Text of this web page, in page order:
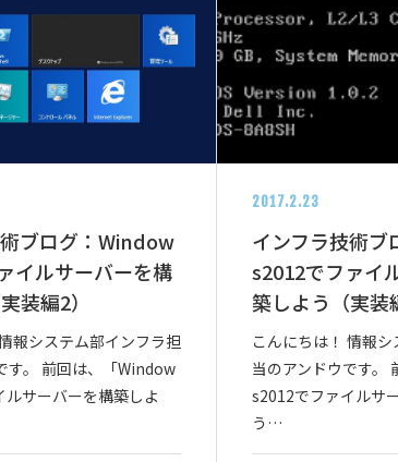
ブログ：Window
イルサーバーを構
装編2）
報システム部インフラ担
す。 前回は、「Window
サーバーを構築しよ
2017.2.23
インフラ技術
s2012でファイ
築しよう（実装
こんにちは！ 情報
当のアンドウです。
s2012でファイルサ
う…